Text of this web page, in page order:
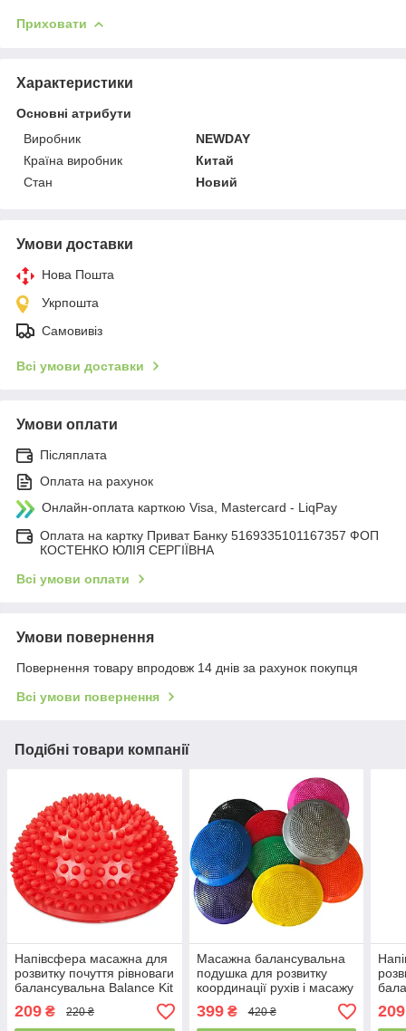
Приховати
Характеристики
Основні атрибути
Виробник
NEWDAY
Країна виробник
Китай
Стан
Новий
Умови доставки
Нова Пошта
Укрпошта
Самовивіз
Всі умови доставки
Умови оплати
Післяплата
Оплата на рахунок
Онлайн-оплата карткою Visa, Mastercard - LiqPay
Оплата на картку Приват Банку 5169335101167357 ФОП
КОСТЕНКО ЮЛІЯ СЕРГІЇВНА
Всі умови оплати
Умови повернення
Повернення товару впродовж 14 днів за рахунок покупця
Всі умови повернення
Подібні товари компанії
Напівсфера масажна для
розвитку почуття рівноваги
балансувальна Balance Kit
FI-0830 діаметр 16см
Червоний
209 ₴ 220 ₴
Масажна балансувальна
подушка для розвитку
координації рухів і масажу
ступень, диск
балансувальний
399₴ 420 ₴
FI-
209